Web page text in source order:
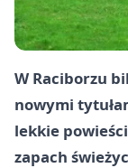
W Raciborzu
nowymi
lekkie
zapach